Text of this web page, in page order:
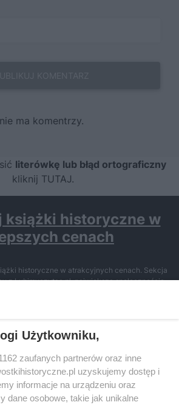
ma komentrzy.
literówkę lub błąd ortograficzny
kliknij TUTAJ.
książki historyczne w
cenach
historyczne w atrakcyjnych cenach. Sekcja
z Lubimyczytac.pl, największą społecznością
– dzięki temu możesz wybierać spośród
ocenianych przez czytelników.
Użytkowniku,
zaufanych partnerów oraz inne
uzyskujemy dostęp i
informacje na urządzeniu oraz
dane osobowe, takie jak unikalne